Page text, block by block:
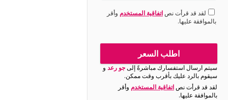
لقد قد قرأت نصاتفاقية المستخدم وأقر
بالموافقة عليها.
اطلب السعر
سيتم ارسال استفسارك مباشرةً إلىجو رعد و
سيقوم بالرد عليك بأقرب وقت ممكن.
لقد قد قرأت نصاتفاقية المستخدم وأقر
بالموافقة عليها.